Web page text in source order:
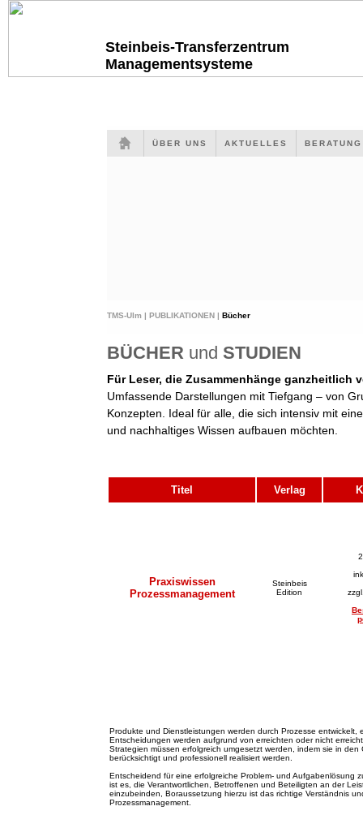
Steinbeis-Transferzentrum
Managementsysteme
ÜBER UNS AKTUELLES
TMS-Ulm | PUBLIKATIONEN | Bücher
BÜCHER und STUDIEN
Für Leser, die Zusammenhänge ganzheitlich
Umfassende Darstellungen mit Tiefgang – von
Konzepten. Ideal für alle, die sich intensiv mit
und nachhaltiges Wissen aufbauen möchten.
Titel Verlag
Praxiswissen
Prozessmanagement
Steinbeis
Edition
Produkte und Dienstleistungen werden durch Prozesse entwickelt,
Entscheidungen werden aufgrund von erreichten oder nicht
Strategien müssen erfolgreich umgesetzt werden, indem sie in
berücksichtigt und professionell realisiert werden.
Entscheidend für eine erfolgreiche Problem- und Aufgabenlösung
ist es, die Verantwortlichen, Betroffenen und Beteiligten an der
einzubeinden, Boraussetzung hierzu ist das richtige Verständnis
Prozessmanagement.